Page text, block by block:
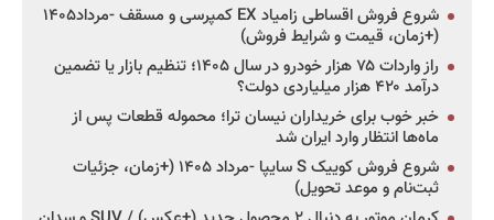
شروع فروش اقساطی زامیاد EX کمپرسی و مسقف -مرداد۱۴۰۵
(+زمان، قیمت و شرایط فروش)
راز واردات ۷۵ هزار خودرو در سال ۱۴۰۵؛ تنظیم بازار یا تضمین
درآمد ۴۲۰ هزار میلیاردی دولت؟
خبر خوب برای خریداران نیسان ترا؛ محموله قطعات پس از
ماه‌ها انتظار وارد ایران شد
شروع فروش کوییک S سایپا -مرداد ۱۴۰۵ (+زمان، جزئیات
ثبت‌نام و موعد تحویل)